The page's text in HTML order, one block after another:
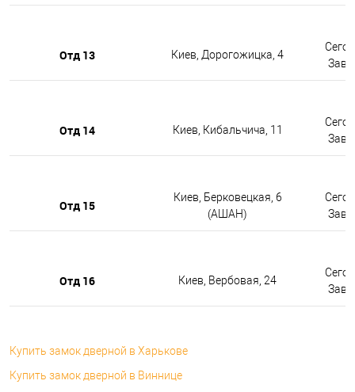
Отд 13 Киев, Дорогожицка, 4
Отд 14 Киев, Кибальчича, 11
Отд 15
Киев, Берковецкая, 6
(АШАН)
Отд 16 Киев, Вербовая, 24
Купить замок дверной в Харькове
Купить замок дверной в Виннице